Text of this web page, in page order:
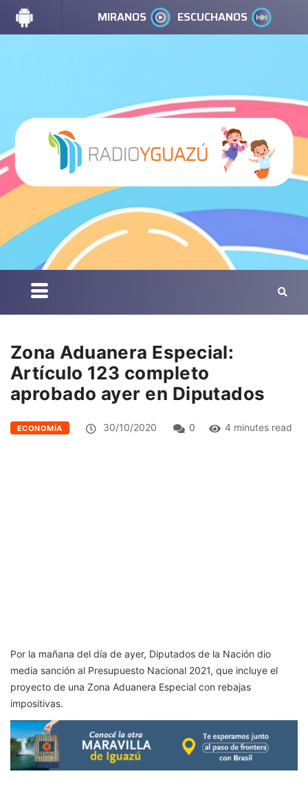
MIRANOS ESCUCHANOS
Zona Aduanera Especial:
Artículo 123 completo
aprobado ayer en Diputados
ECONOMÍA 30/10/2020 0 4 minutes read
Por la mañana del día de ayer, Diputados de la Nación dio
media sanción al Presupuesto Nacional 2021, que incluye el
proyecto de una Zona Aduanera Especial con rebajas
impositivas.